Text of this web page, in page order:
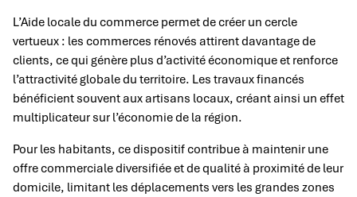
L’Aide locale du commerce permet de créer un cercle
vertueux : les commerces rénovés attirent davantage de
clients, ce qui génère plus d’activité économique et renforce
l’attractivité globale du territoire. Les travaux financés
bénéficient souvent aux artisans locaux, créant ainsi un effet
multiplicateur sur l’économie de la région.
Pour les habitants, ce dispositif contribue à maintenir une
offre commerciale diversifiée et de qualité à proximité de leur
domicile, limitant les déplacements vers les grandes zones